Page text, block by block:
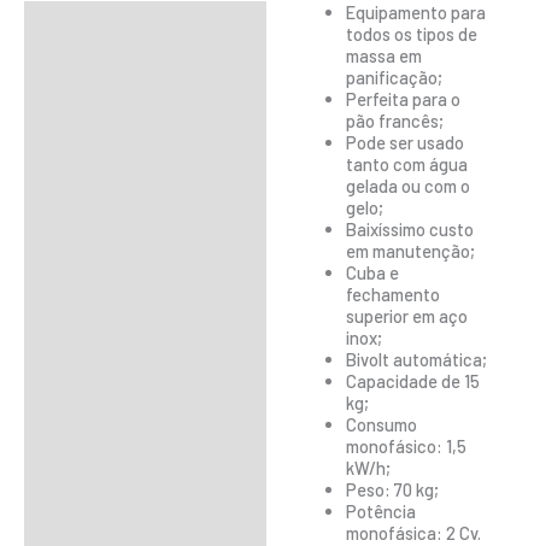
Equipamento para
todos os tipos de
massa em
panificação;
Perfeita para o
pão francês;
Pode ser usado
tanto com água
gelada ou com o
gelo;
Baixíssimo custo
em manutenção;
Cuba e
fechamento
superior em aço
inox;
Bivolt automática;
Capacidade de 15
kg;
Consumo
monofásico: 1,5
kW/h;
Peso: 70 kg;
Potência
monofásica: 2 Cv.